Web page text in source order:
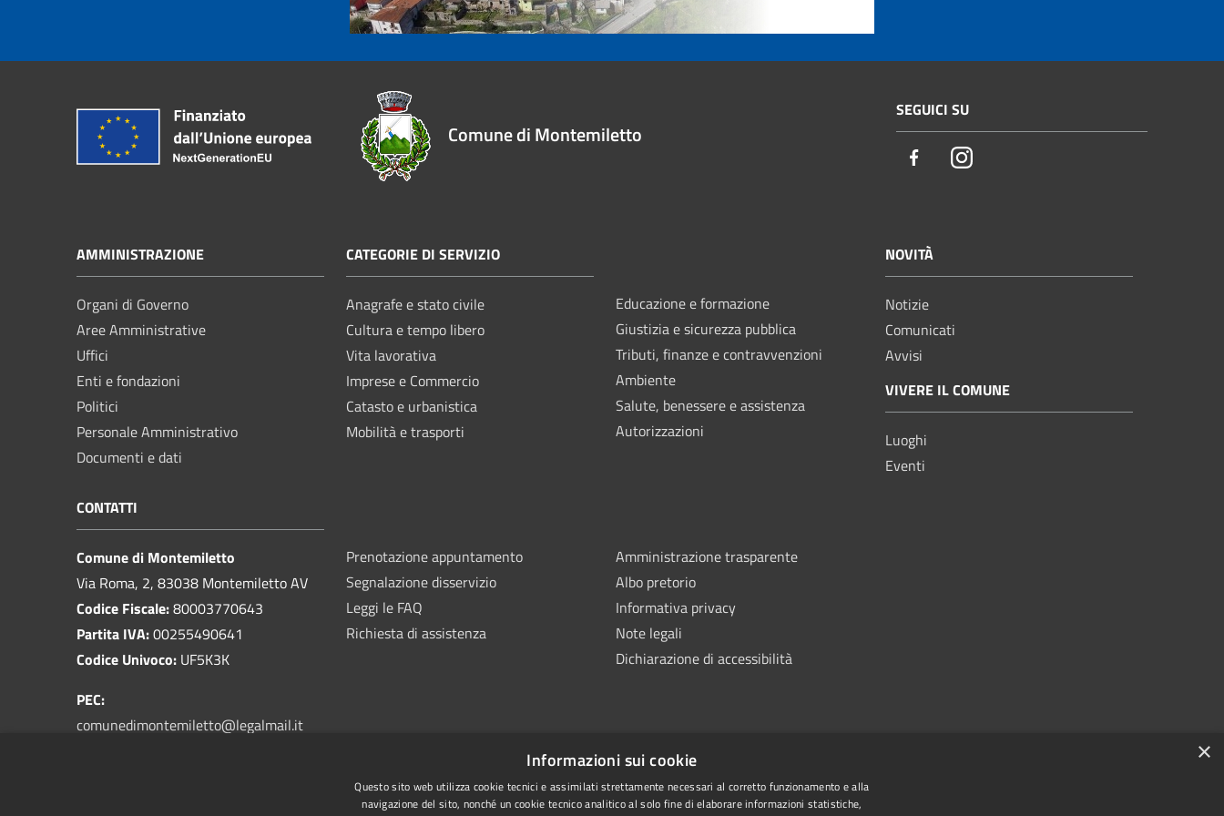
Comune di Montemiletto
SEGUICI SU
FacebookInstagram
AMMINISTRAZIONE
Organi di Governo
Aree Amministrative
Uffici
Enti e fondazioni
Politici
Personale Amministrativo
Documenti e dati
CATEGORIE DI SERVIZIO
Anagrafe e stato civile
Cultura e tempo libero
Vita lavorativa
Imprese e Commercio
Catasto e urbanistica
Mobilità e trasporti
Educazione e formazione
Giustizia e sicurezza pubblica
Tributi, finanze e contravvenzioni
Ambiente
Salute, benessere e assistenza
Autorizzazioni
NOVITÀ
Notizie
Comunicati
Avvisi
VIVERE IL COMUNE
Luoghi
Eventi
CONTATTI
Comune di Montemiletto
Via Roma, 2, 83038 Montemiletto AV
Codice Fiscale:80003770643
Partita IVA:00255490641
Codice Univoco: UF5K3K
PEC:
comunedimontemiletto@legalmail.it
Prenotazione appuntamento
Segnalazione disservizio
Leggi le FAQ
Richiesta di assistenza
Amministrazione trasparente
Albo pretorio
Informativa privacy
Note legali
Dichiarazione di accessibilità
×
Informazioni sui cookie
Questo sito web utilizza cookie tecnici e assimilati strettamente necessari al corretto funzionamento e alla
navigazione del sito, nonché un cookie tecnico analitico al solo fine di elaborare informazioni statistiche,